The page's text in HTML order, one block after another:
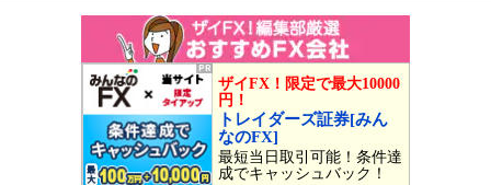
ザイFX！限定で最大10000
円！
トレイダーズ証券[みん
なのFX]
最短当日取引可能！条件達
成でキャッシュバック！